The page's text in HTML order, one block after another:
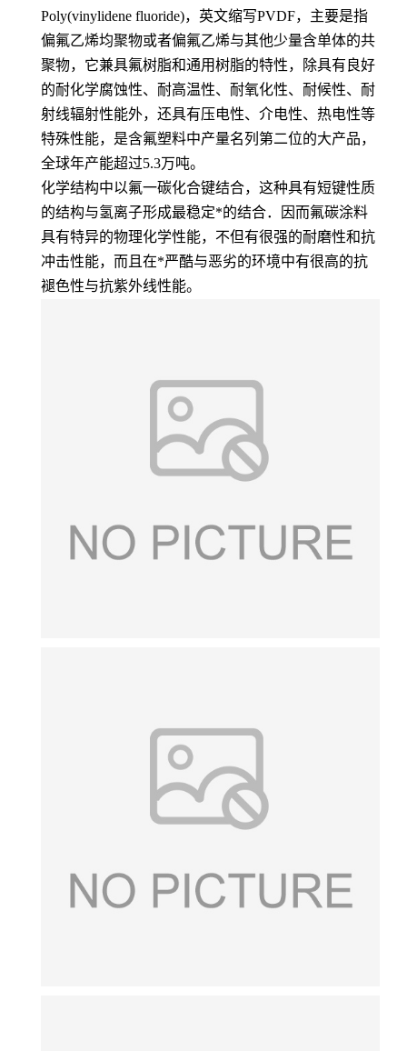
Poly(vinylidene fluoride)，英文缩写PVDF，主要是指
偏氟乙烯均聚物或者偏氟乙烯与其他少量含单体的共
聚物，它兼具氟树脂和通用树脂的特性，除具有良好
的耐化学腐蚀性、耐高温性、耐氧化性、耐候性、耐
射线辐射性能外，还具有压电性、介电性、热电性等
特殊性能，是含氟塑料中产量名列第二位的大产品，
全球年产能超过5.3万吨。
化学结构中以氟一碳化合键结合，这种具有短键性质
的结构与氢离子形成最稳定*的结合．因而氟碳涂料
具有特异的物理化学性能，不但有很强的耐磨性和抗
冲击性能，而且在*严酷与恶劣的环境中有很高的抗
褪色性与抗紫外线性能。